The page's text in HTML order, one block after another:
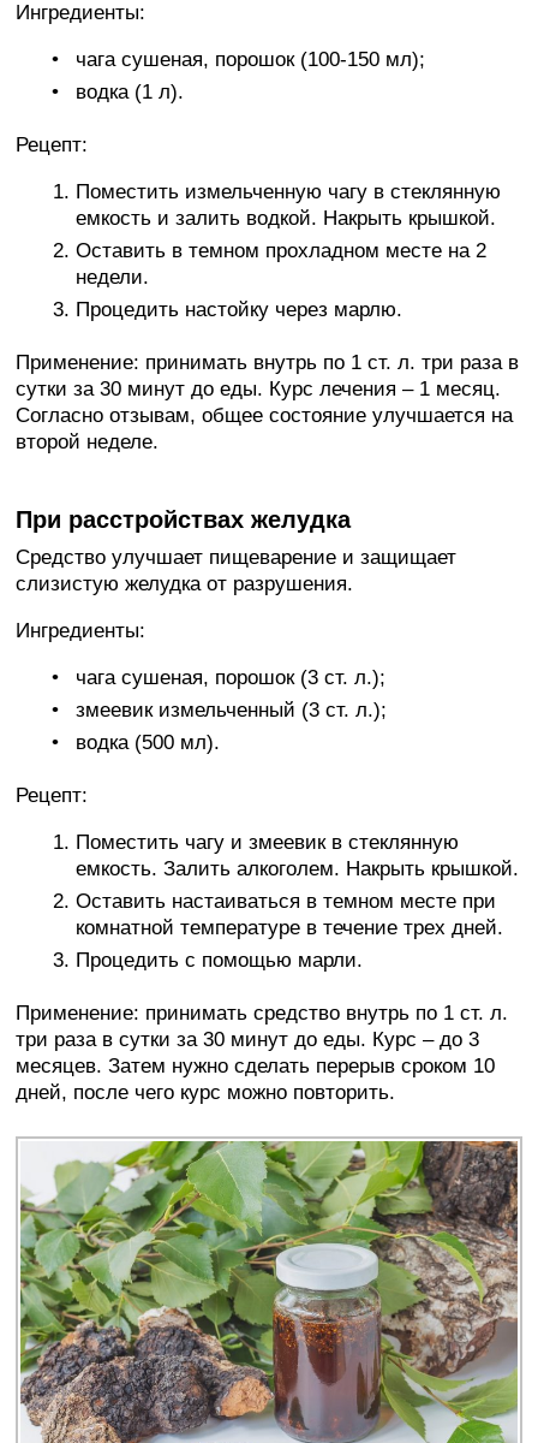
Ингредиенты:
чага сушеная, порошок (100-150 мл);
водка (1 л).
Рецепт:
Поместить измельченную чагу в стеклянную
емкость и залить водкой. Накрыть крышкой.
Оставить в темном прохладном месте на 2
недели.
Процедить настойку через марлю.
Применение: принимать внутрь по 1 ст. л. три раза в
сутки за 30 минут до еды. Курс лечения – 1 месяц.
Согласно отзывам, общее состояние улучшается на
второй неделе.
При расстройствах желудка
Средство улучшает пищеварение и защищает
слизистую желудка от разрушения.
Ингредиенты:
чага сушеная, порошок (3 ст. л.);
змеевик измельченный (3 ст. л.);
водка (500 мл).
Рецепт:
Поместить чагу и змеевик в стеклянную
емкость. Залить алкоголем. Накрыть крышкой.
Оставить настаиваться в темном месте при
комнатной температуре в течение трех дней.
Процедить с помощью марли.
Применение: принимать средство внутрь по 1 ст. л.
три раза в сутки за 30 минут до еды. Курс – до 3
месяцев. Затем нужно сделать перерыв сроком 10
дней, после чего курс можно повторить.